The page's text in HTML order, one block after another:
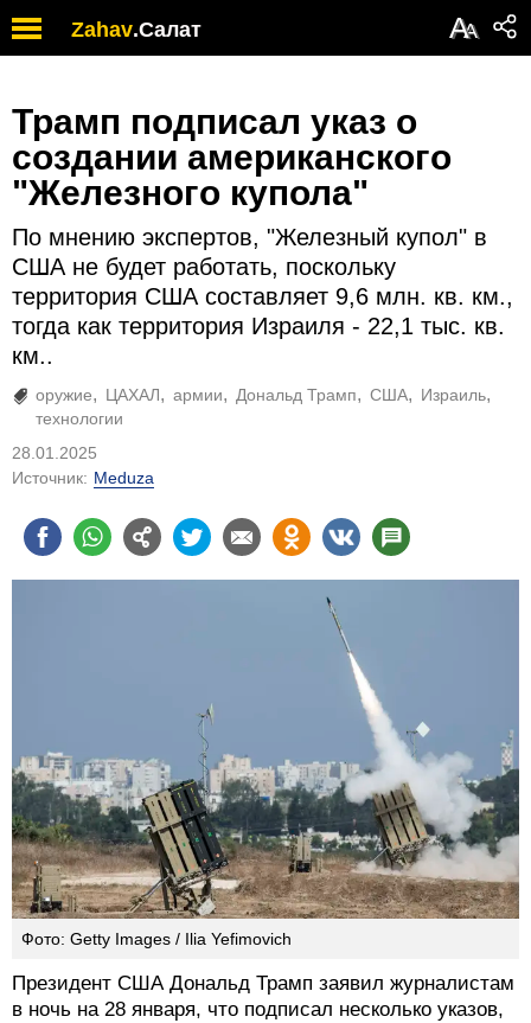
Zahav.Салат АА
Трамп подписал указ о
создании американского
"Железного купола"
По мнению экспертов, "Железный купол" в
США не будет работать, поскольку
территория США составляет 9,6 млн. кв. км.,
тогда как территория Израиля - 22,1 тыс. кв.
км..
оружие ЦАХАЛ армии Дональд Трамп США
Израиль
технологии
28.01.2025
Источник: Meduza
Фото: Getty Images / Ilia Yefimovich
Президент США Дональд Трамп заявил журналистам
в ночь на 28 января, что подписал несколько указов,